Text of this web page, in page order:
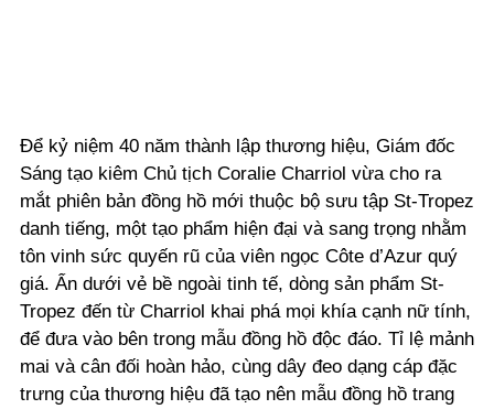
Để kỷ niệm 40 năm thành lập thương hiệu, Giám đốc
Sáng tạo kiêm Chủ tịch Coralie Charriol vừa cho ra
mắt phiên bản đồng hồ mới thuộc bộ sưu tập St-Tropez
danh tiếng, một tạo phẩm hiện đại và sang trọng nhằm
tôn vinh sức quyến rũ của viên ngọc Côte d’Azur quý
giá. Ẩn dưới vẻ bề ngoài tinh tế, dòng sản phẩm St-
Tropez đến từ Charriol khai phá mọi khía cạnh nữ tính,
để đưa vào bên trong mẫu đồng hồ độc đáo. Tỉ lệ mảnh
mai và cân đối hoàn hảo, cùng dây đeo dạng cáp đặc
trưng của thương hiệu đã tạo nên mẫu đồng hồ trang